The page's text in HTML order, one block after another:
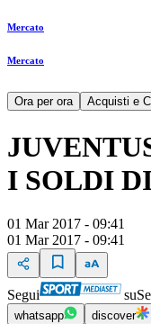
Mercato
Mercato
Ora per ora Acquisti e
I SOLDI
01 Mar 2017 - 09:41
01 Mar 2017 - 09:41
Segui su
whatsapp discover